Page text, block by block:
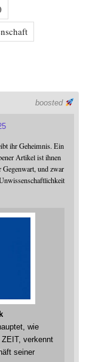
boosted
ihr Geheimnis. Ein
Artikel ist ihnen
Gegenwart, und zwar
wie
verkennt
seiner